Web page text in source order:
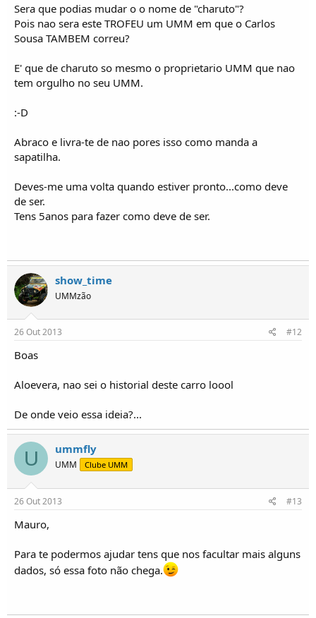
Sera que podias mudar o o nome de "charuto"?
Pois nao sera este TROFEU um UMM em que o Carlos
Sousa TAMBEM correu?
E' que de charuto so mesmo o proprietario UMM que nao
tem orgulho no seu UMM.
:-D
Abraco e livra-te de nao pores isso como manda a
sapatilha.
Deves-me uma volta quando estiver pronto...como deve
de ser.
Tens 5anos para fazer como deve de ser.
show_time
UMMzão
26 Out 2013 #12
Boas
Aloevera, nao sei o historial deste carro loool
De onde veio essa ideia?...
U ummfly
UMM Clube UMM
26 Out 2013 #13
Mauro,
Para te podermos ajudar tens que nos facultar mais alguns
dados, só essa foto não chega.